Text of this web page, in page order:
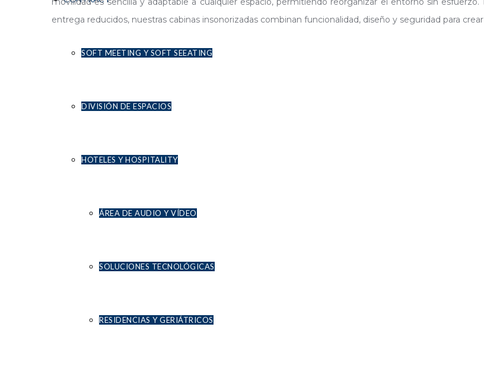
SOFT MEETING Y SOFT SEEATING
DIVISIÓN DE ESPACIOS
HOTELES Y HOSPITALITY
ÁREA DE AUDIO Y VÍDEO
SOLUCIONES TECNOLÓGICAS
RESIDENCIAS Y GERIÁTRICOS
entrega reducidos, nuestras cabinas insonorizadas combinan funcionalidad, diseño y seguridad para
PROCESO DE INSTALACIÓN DE LAS CABINAS